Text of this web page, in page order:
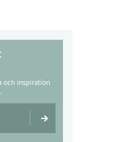
och inspiration